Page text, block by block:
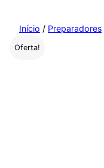
paraInício / Preparadores
Oferta!